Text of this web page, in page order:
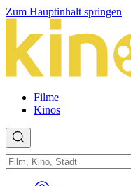
Zum Hauptinhalt springen
Filme
Kinos